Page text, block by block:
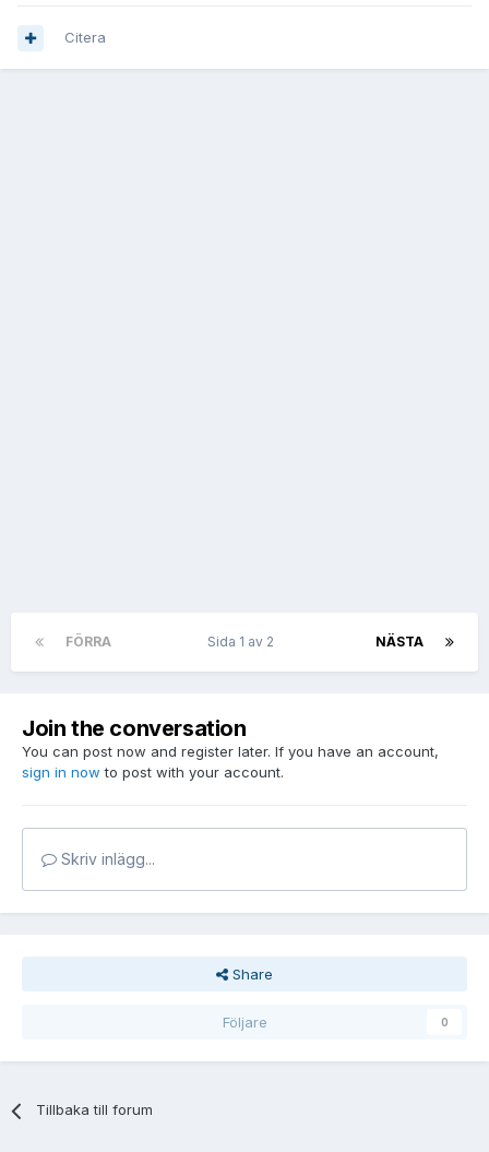
Citera
FÖRRA NÄSTA
Sida 1 av 2
Join the conversation
You can post now and register later. If you have an account,
sign in now to post with your account.
Skriv inlägg...
Share
Följare 0
Tillbaka till forum